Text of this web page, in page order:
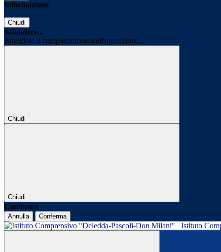
Informazione
Chiudi
Attendere...
Attendere il completamento dell'operazione...
Chiudi
Chiudi
Conferma
Annulla Conferma
Istituto